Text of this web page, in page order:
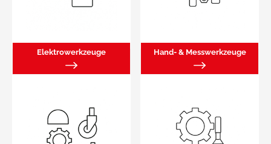
Elektrowerkzeuge Hand- & Messwerkzeuge